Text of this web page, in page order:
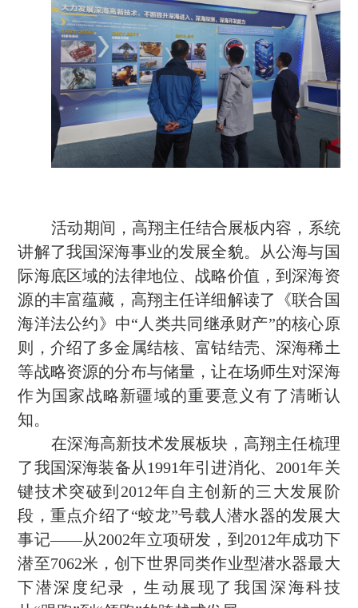
活动期间，高翔主任结合展板内容，系统
讲解了我国深海事业的发展全貌。从公海与国
际海底区域的法律地位、战略价值，到深海资
源的丰富蕴藏，高翔主任详细解读了《联合国
海洋法公约》中“人类共同继承财产”的核心原
则，介绍了多金属结核、富钴结壳、深海稀土
等战略资源的分布与储量，让在场师生对深海
作为国家战略新疆域的重要意义有了清晰认
知。
在深海高新技术发展板块，高翔主任梳理
了我国深海装备从1991年引进消化、 2001年关
键技术突破到 2012年自主创新的三大发展阶
段，重点介绍了“蛟龙”号载人潜水器的发展大
事记——从2002年立项研发，到 2012年成功下
潜至7062米，创下世界同类作业型潜水器最大
下潜深度纪录，生动展现了我国深海科技